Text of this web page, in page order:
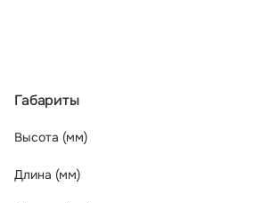
Габариты
Высота (мм)
Длина (мм)